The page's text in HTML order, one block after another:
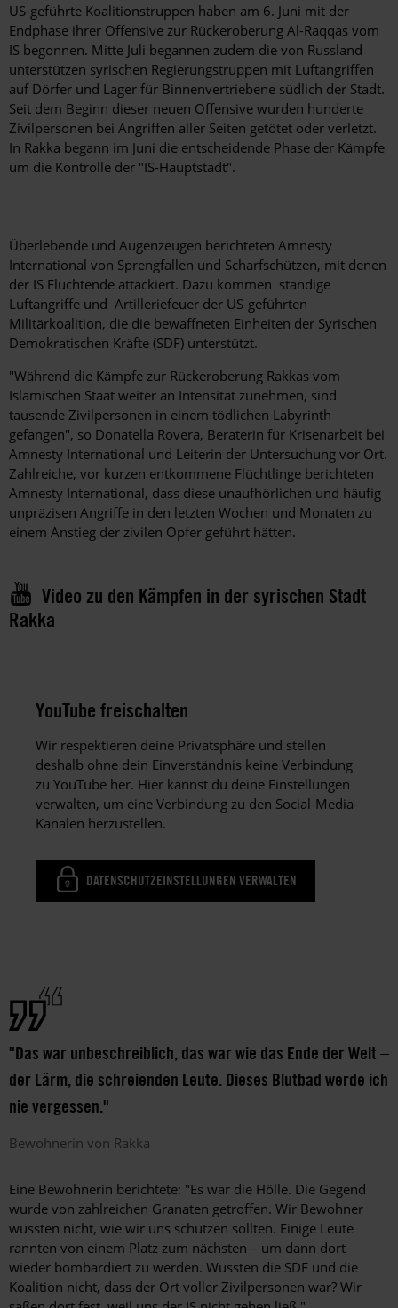
US-geführte Koalitionstruppen haben am 6. Juni mit der
Endphase ihrer Offensive zur Rückeroberung Al-Raqqas vom
IS begonnen. Mitte Juli begannen zudem die von Russland
unterstützen syrischen Regierungstruppen mit Luftangriffen
auf Dörfer und Lager für Binnenvertriebene südlich der Stadt.
Seit dem Beginn dieser neuen Offensive wurden hunderte
Zivilpersonen bei Angriffen aller Seiten getötet oder verletzt.
In Rakka begann im Juni die entscheidende Phase der Kämpfe
um die Kontrolle der "IS-Hauptstadt".
Überlebende und Augenzeugen berichteten Amnesty
International von Sprengfallen und Scharfschützen, mit denen
der IS Flüchtende attackiert. Dazu kommen ständige
Luftangriffe und Artilleriefeuer der US-geführten
Militärkoalition, die die bewaffneten Einheiten der Syrischen
Demokratischen Kräfte (SDF) unterstützt.
"Während die Kämpfe zur Rückeroberung Rakkas vom
Islamischen Staat weiter an Intensität zunehmen, sind
tausende Zivilpersonen in einem tödlichen Labyrinth
gefangen", so Donatella Rovera, Beraterin für Krisenarbeit bei
Amnesty International und Leiterin der Untersuchung vor Ort.
Zahlreiche, vor kurzen entkommene Flüchtlinge berichteten
Amnesty International, dass diese unaufhörlichen und häufig
unpräzisen Angriffe in den letzten Wochen und Monaten zu
einem Anstieg der zivilen Opfer geführt hätten.
Video zu den Kämpfen in der syrischen Stadt
Rakka
YouTube freischalten
Wir respektieren deine Privatsphäre und stellen
deshalb ohne dein Einverständnis keine Verbindung
zu YouTube her. Hier kannst du deine Einstellungen
verwalten, um eine Verbindung zu den Social-Media-
Kanälen herzustellen.
DATENSCHUTZEINSTELLUNGEN VERWALTEN
"Das war unbeschreiblich, das war wie das Ende der Welt –
der Lärm, die schreienden Leute. Dieses Blutbad werde ich
nie vergessen."
Bewohnerin von Rakka
Eine Bewohnerin berichtete: "Es war die Hölle. Die Gegend
wurde von zahlreichen Granaten getroffen. Wir Bewohner
wussten nicht, wie wir uns schützen sollten. Einige Leute
rannten von einem Platz zum nächsten – um dann dort
wieder bombardiert zu werden. Wussten die SDF und die
Koalition nicht, dass der Ort voller Zivilpersonen war? Wir